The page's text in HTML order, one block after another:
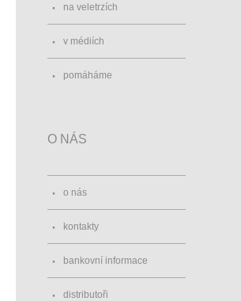
na veletrzích
v médiích
pomáháme
O NÁS
o nás
kontakty
bankovní informace
distributoři